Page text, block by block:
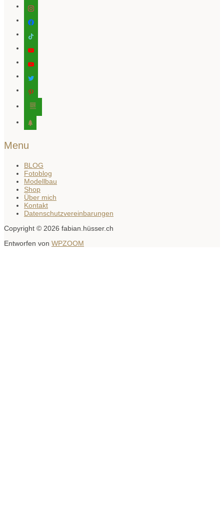
facebook
editor-
kitchensink
tree
Menu
BLOG
Fotoblog
Modellbau
Shop
Über mich
Kontakt
Datenschutzvereinbarungen
Copyright © 2026 fabian.hüsser.ch
Entworfen von WPZOOM